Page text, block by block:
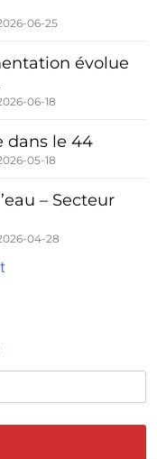
06-25
évolue
06-18
dans le 44
05-18
– Secteur
04-28